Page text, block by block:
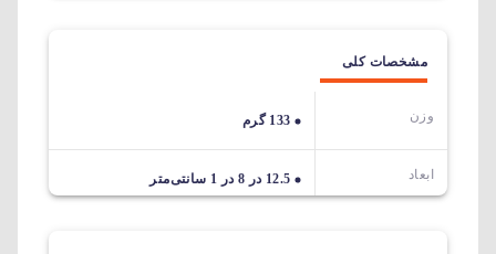
مشخصات کلی
وزن 133 گرم
ابعاد 12.5 در 8 در 1 سانتی‌متر